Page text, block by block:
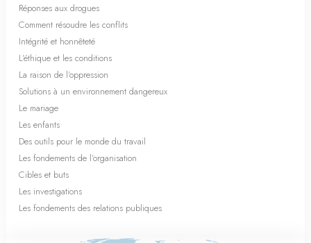
Réponses aux drogues
Comment résoudre les conflits
Intégrité et honnêteté
L’éthique et les conditions
La raison de l’oppression
Solutions à un environnement dangereux
Le mariage
Les enfants
Des outils pour le monde du travail
Les fondements de l’organisation
Cibles et buts
Les investigations
Les fondements des relations publiques